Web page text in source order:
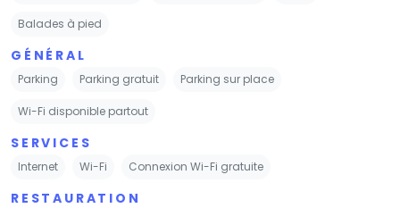
Balades à pied
GÉNÉRAL
Parking Parking gratuit Parking sur place
Wi-Fi disponible partout
SERVICES
Internet Wi-Fi Connexion Wi-Fi gratuite
RESTAURATION